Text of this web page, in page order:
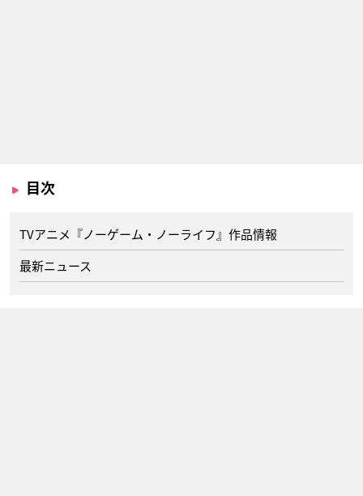
目次
TVアニメ『ノーゲーム・ノーライフ』作品情報
最新ニュース